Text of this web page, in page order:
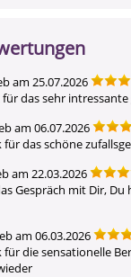
am 25.07.2026
das sehr
am 06.07.2026
für das schöne
am 22.03.2026
Gespräch mit Dir,
am 06.03.2026
für die sensationelle